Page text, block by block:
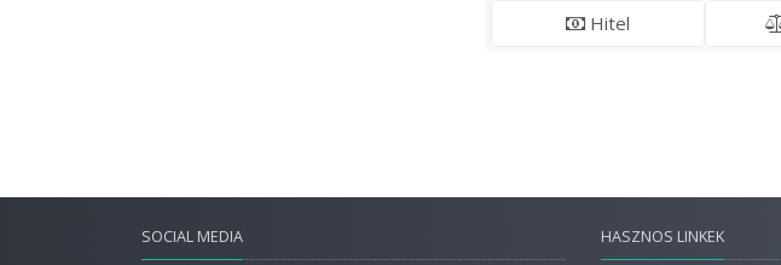
Hitel
SOCIAL MEDIA HASZNOS LINKEK